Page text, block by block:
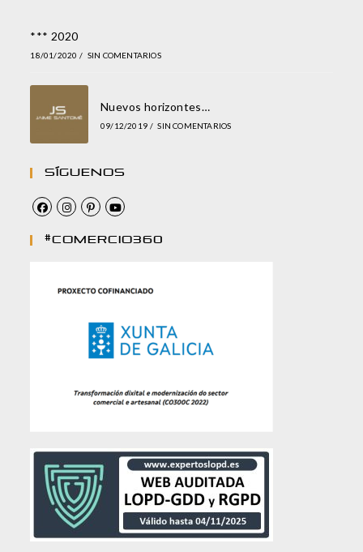
*** 2020
18/01/2020 / SIN COMENTARIOS
Nuevos horizontes…
09/12/2019 / SIN COMENTARIOS
Síguenos
#comercio360